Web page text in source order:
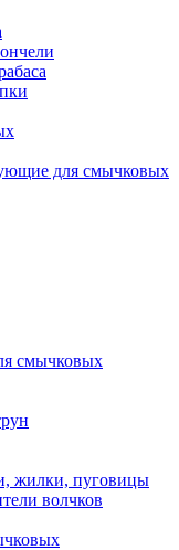
для смычковых
смычковых
жилки, пуговицы
волчков